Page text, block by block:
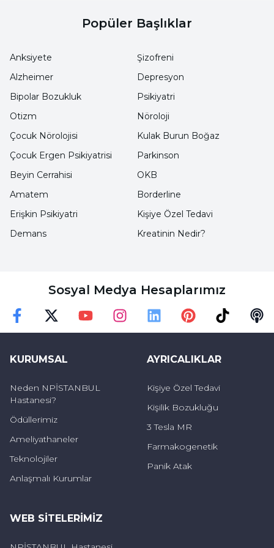
sağlayarak, ameliyat sırasında enfeksiyon riskini
İzlenebilirlik ve Şeffaflık:
aletlerin kullanım ve sterilizasyon süreçlerinin
izlenebilir olması, ameliyat öncesi ve sonrası
süreçlerde tam şeffaflık sağlar.
Operasyonel Verimlilik:Aletlerin bakım ve
değiştirme gereksinimlerinin doğru zamanda
yapılması, ameliyat süreçlerinin kesintisiz ve
verimli bir şekilde ilerlemesini sağlar.
Regülasyonlara Uyum:Sağlık otoritelerinin
hastanemizin kalite standartlarının yüksek
olmasını garanti eder.
kullanılan tüm cerrahi aletlerin sterilizasyon ve
kullanım takibi.
Merkezi Sterilizasyon Ünitesi:Sterilizasyon
işlemlerinin kayıt altına alınması ve izlenmesi.
envanter yönetimi ve bakım süreçlerinin
Popüler Başlıklar
Anksiyete
Alzheimer
Bipolar Bozukluk
Otizm
Çocuk Nörolojisi
Şizofreni
Depresyon
Psikiyatri
Nöroloji
Kulak Burun Boğaz
Çocuk Ergen Psikiyatrisi
Beyin Cerrahisi
Amatem
Erişkin Psikiyatri
Demans
Parkinson
OKB
Borderline
Kişiye Özel Tedavi
Kreatinin Nedir?
Sosyal Medya Hesaplarımız
KURUMSAL
Neden NPİSTANBUL
Hastanesi?
Ödüllerimiz
Ameliyathaneler
Teknolojiler
Anlaşmalı Kurumlar
AYRICALIKLAR
Kişiye Özel Tedavi
Kişilik Bozukluğu
3 Tesla MR
Farmakogenetik
Panik Atak
WEB SITELERIMIZ